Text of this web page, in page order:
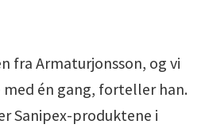
fra Armaturjonsson, og vi
med én gang, forteller han.
Sanipex-produktene i